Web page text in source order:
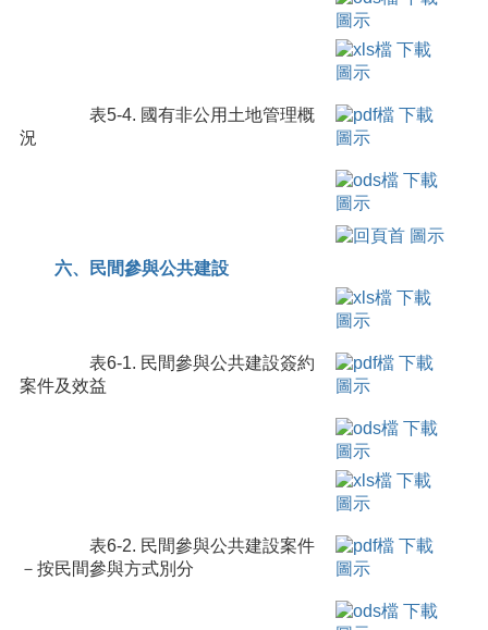
表5-4. 國有非公用土地管理概
況
六、民間參與公共建設
表6-1. 民間參與公共建設簽約
案件及效益
表6-2. 民間參與公共建設案件
－按民間參與方式別分